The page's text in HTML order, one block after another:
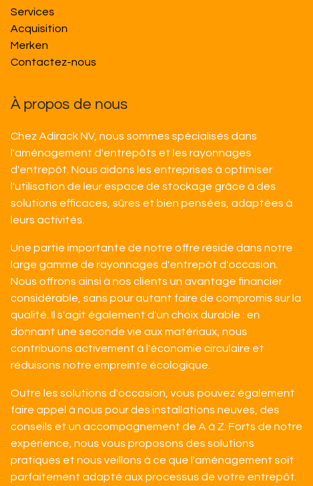
Services
Acquisition
M​​erken
Contactez-nous
À propos de nous
Chez Adirack NV, nous sommes spécialisés dans
l'aménagement d'entrepôts et les rayonnages
d'entrepôt. Nous aidons les entreprises à optimiser
l'utilisation de leur espace de stockage grâce à des
solutions efficaces, sûres et bien pensées, adaptées à
leurs activités.
Une partie importante de notre offre réside dans notre
large gamme de rayonnages d'entrepôt d'occasion.
Nous offrons ainsi à nos clients un avantage financier
considérable, sans pour autant faire de compromis sur la
qualité. Il s'agit également d'un choix durable : en
donnant une seconde vie aux matériaux, nous
contribuons activement à l'économie circulaire et
réduisons notre empreinte écologique.
Outre les solutions d'occasion, vous pouvez également
faire appel à nous pour des installations neuves, des
conseils et un accompagnement de A à Z. Forts de notre
expérience, nous vous proposons des solutions
pratiques et nous veillons à ce que l'aménagement soit
parfaitement adapté aux processus de votre entrepôt.​